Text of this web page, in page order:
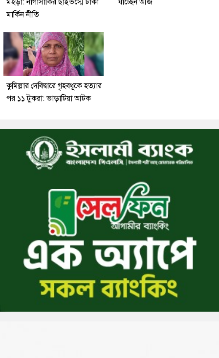
মহড়া: নাগাসাকির ছাইভস্মে ঢাকা
মার্কিন নীতি
যাচ্ছেন আজ
কুমিল্লার দেবিদ্বারে গৃহবধূকে হত্যার
পর ১১ টুকরা: ভাড়াটিয়া আটক